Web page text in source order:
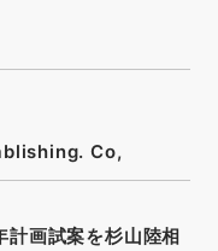
Co,
計画試案を杉山陸相